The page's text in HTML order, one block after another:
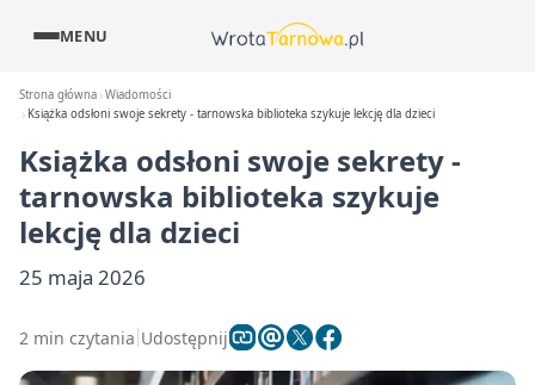
MENU
Strona główna Wiadomości
Książka odsłoni swoje sekrety - tarnowska biblioteka szykuje lekcję dla dzieci
Książka odsłoni swoje sekrety -
tarnowska biblioteka szykuje
lekcję dla dzieci
25 maja 2026
2 min czytania Udostępnij